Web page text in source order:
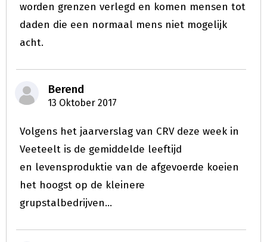
worden grenzen verlegd en komen mensen tot
daden die een normaal mens niet mogelijk
acht.
Berend
13 Oktober 2017
Volgens het jaarverslag van CRV deze week in
Veeteelt is de gemiddelde leeftijd
en levensproduktie van de afgevoerde koeien
het hoogst op de kleinere
grupstalbedrijven...